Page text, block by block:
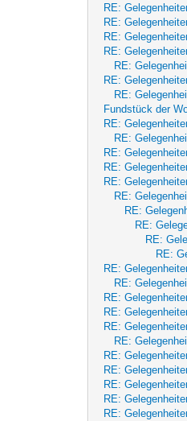
RE:
RE:
RE:
RE:
RE:
RE:
RE:
Fundstück der
RE:
RE:
RE:
RE:
RE:
RE:
RE:
RE:
RE:
RE:
RE:
RE:
RE:
RE:
RE:
RE:
RE:
RE:
RE:
RE:
RE: